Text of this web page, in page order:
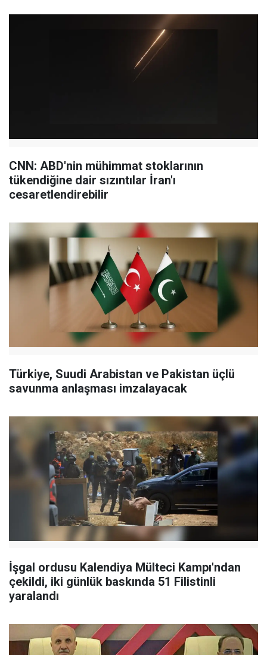
CNN: ABD'nin mühimmat stoklarının
tükendiğine dair sızıntılar İran'ı
cesaretlendirebilir
Türkiye, Suudi Arabistan ve Pakistan üçlü
savunma anlaşması imzalayacak
İşgal ordusu Kalendiya Mülteci Kampı'ndan
çekildi, iki günlük baskında 51 Filistinli
yaralandı